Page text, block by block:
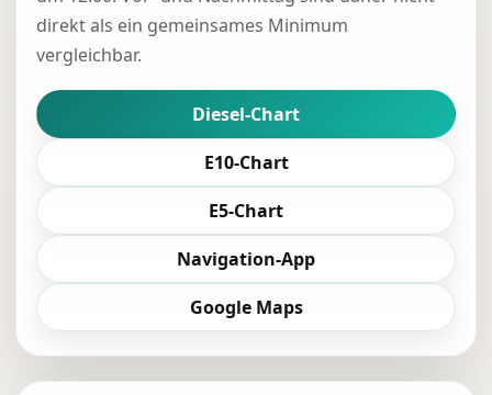
direkt als ein gemeinsames Minimum
vergleichbar.
Diesel-Chart
E10-Chart
E5-Chart
Navigation-App
Google Maps